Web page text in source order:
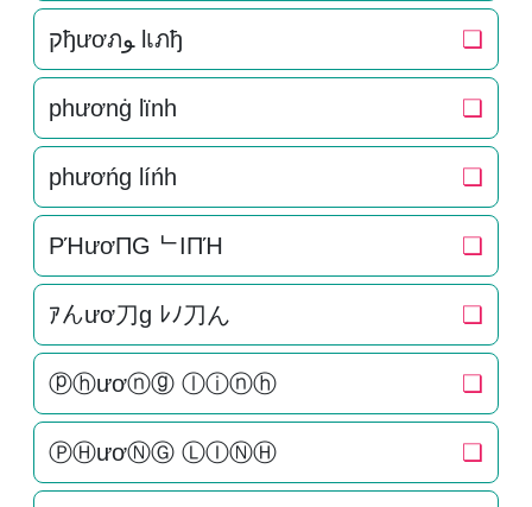
קђươภﻮ lเภђ ❏
phươnġ lïnh ❏
phươńg líńh ❏
PΉươПG ᄂIПΉ ❏
ｱんươ刀g ﾚﾉ刀ん ❏
ⓟⓗươⓝⓖ ⓛⓘⓝⓗ ❏
ⓅⒽươⓃⒼ ⓁⒾⓃⒽ ❏